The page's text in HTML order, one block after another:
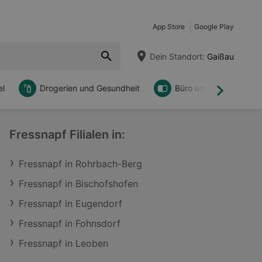
App Store Google Play
Dein Standort: Gaißau
Weiter
Drogerien und Gesundheit Büro und DIY
Fressnapf Filialen in:
Fressnapf in Rohrbach-Berg
Fressnapf in Bischofshofen
Fressnapf in Eugendorf
Fressnapf in Fohnsdorf
Fressnapf in Leoben